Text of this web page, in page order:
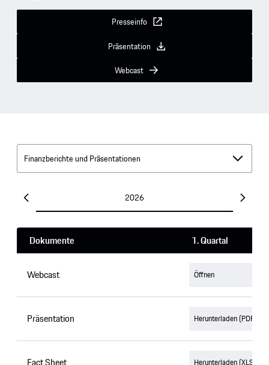
Presseinfo
Präsentation
Webcast
Finanzberichte und Präsentationen
2026
Dokumente 1. Quartal
Webcast Öffnen
Präsentation Herunterladen (PDF,
Herunterladen (XLSX,